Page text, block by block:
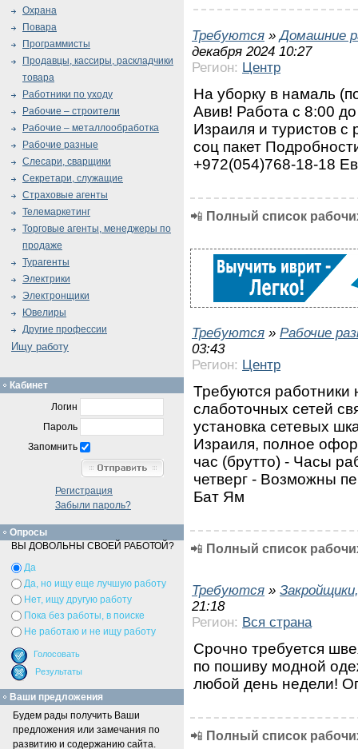
Требуются »Домашние
декабря 2024 10:27
Регион: Центр
На уборку в намаль
Авив! Работа с 8:00
Израиля и туристов
соц пакет
+972(054)768-18-18
📲 Полный список
Требуются » Рабочие
03:43
Регион: Центр
Требуются
слаботочных сетей
установка сетевых
Израиля, полное
час (брутто) - Часы
четверг - Возможны
Бат Ям
📲 Полный список
Требуются »
21:18
Регион: Вся страна
Срочно требуется
по пошиву модной
любой день недели!
📲 Полный список
Охрана
Повара
Программисты
Продавцы, кассиры, раскладчики
товара
Работники по уходу
Рабочие – строители
Рабочие – металлообработка
Рабочие разные
Слесари, сварщики
Секретари, служащие
Страховые агенты
Телемаркетинг
Торговые агенты, менеджеры по
продаже
Турагенты
Электрики
Электронщики
Ювелиры
Другие профессии
Ищу работу
Кабинет
Логин
Пароль
Запомнить
Регистрация
Забыли пароль?
Опросы
ВЫ ДОВОЛЬНЫ СВОЕЙ РАБОТОЙ?
Да
Да, но ищу еще лучшую работу
Нет, ищу другую работу
Пока без работы, в поиске
Не работаю и не ищу работу
Ваши предложения
Будем рады получить Ваши
предложения или замечания по
развитию и содержанию сайта.